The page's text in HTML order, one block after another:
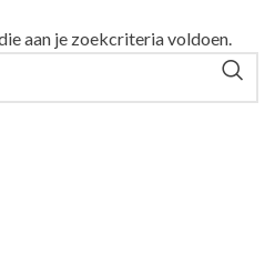
aan je zoekcriteria voldoen.